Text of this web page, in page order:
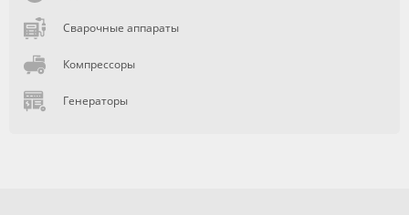
Сварочные аппараты
Компрессоры
Генераторы